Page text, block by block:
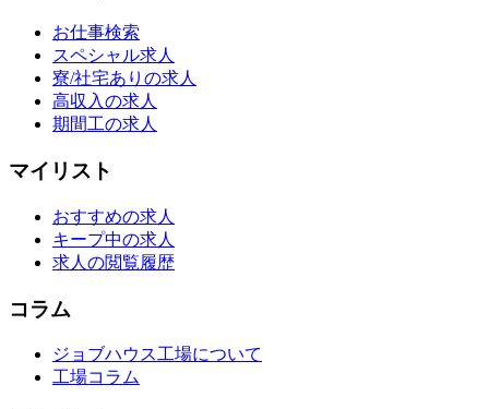
お仕事検索
スペシャル求人
寮/社宅ありの求人
高収入の求人
期間工の求人
マイリスト
おすすめの求人
キープ中の求人
求人の閲覧履歴
コラム
ジョブハウス工場について
工場コラム